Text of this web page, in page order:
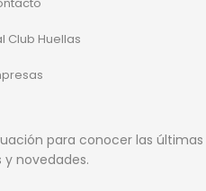
Club Huellas
para conocer las últimas
y novedades.